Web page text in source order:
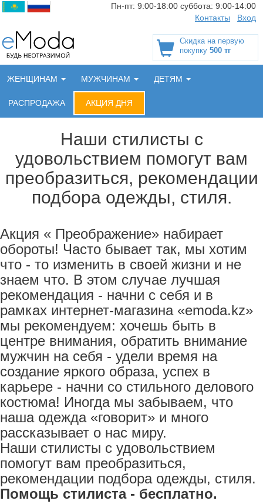
Пн-пт: 9:00-18:00 суббота: 9:00-14:00
Контакты
Вход
Скидка на первую
покупку 500 тг
ЖЕНЩИНАМ МУЖЧИНАМ ДЕТЯМ
РАСПРОДАЖА АКЦИЯ ДНЯ
Наши стилисты с
удовольствием помогут вам
преобразиться, рекомендации
подбора одежды, стиля.
Акция « Преображение» набирает
обороты! Часто бывает так, мы хотим
что - то изменить в своей жизни и не
знаем что. В этом случае лучшая
рекомендация - начни с себя и в
рамках интернет-магазина «emoda.kz»
мы рекомендуем: хочешь быть в
центре внимания, обратить внимание
мужчин на себя - удели время на
создание яркого образа, успех в
карьере - начни со стильного делового
костюма! Иногда мы забываем, что
наша одежда «говорит» и много
рассказывает о нас миру.
Наши стилисты с удовольствием
помогут вам преобразиться,
рекомендации подбора одежды, стиля.
Помощь стилиста - бесплатно.